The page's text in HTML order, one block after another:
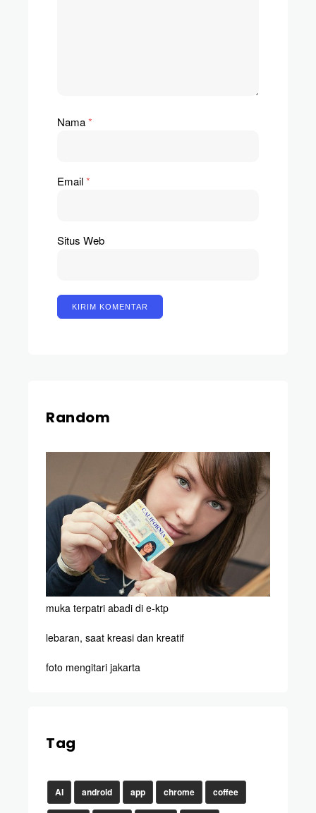
Nama*
Email*
Situs Web
Random
muka terpatri abadi di e-ktp
lebaran, saat kreasi dan kreatif
foto mengitari jakarta
Tag
AI android app chrome coffee